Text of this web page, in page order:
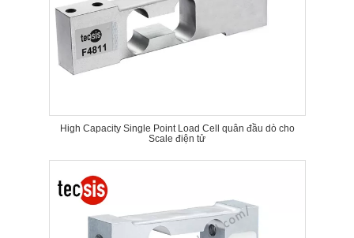
High Capacity Single Point Load Cell quân đầu dò cho
Scale điện tử